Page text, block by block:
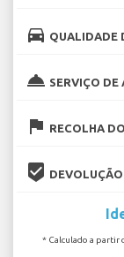
directions_car QUALIDADE
room_service SERVIÇO
flag RECOLHA
beenhere
* Calculado a partir